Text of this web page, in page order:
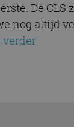
De
nog altijd
verder